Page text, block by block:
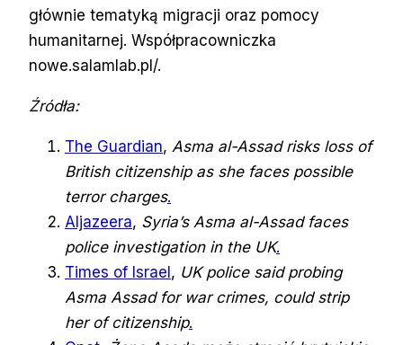
głównie tematyką migracji oraz pomocy
humanitarnej. Współpracowniczka
nowe.salamlab.pl/.
Źródła:
The Guardian, Asma al-Assad risks loss of
British citizenship as she faces possible
terror charges.
Aljazeera, Syria’s Asma al-Assad faces
police investigation in the UK.
Times of Israel, UK police said probing
Asma Assad for war crimes, could strip
her of citizenship.